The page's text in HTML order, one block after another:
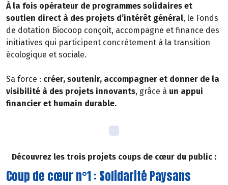
À la fois opérateur de programmes solidaires et
soutien direct à des projets d’intérêt général, le Fonds
de dotation Biocoop conçoit, accompagne et finance des
initiatives qui participent concrètement à la transition
écologique et sociale.
Sa force : créer, soutenir, accompagner et donner de la
visibilité à des projets innovants, grâce à un appui
financier et humain durable.
Découvrez les trois projets coups de cœur du public :
Coup de cœur n°1 : Solidarité Paysans